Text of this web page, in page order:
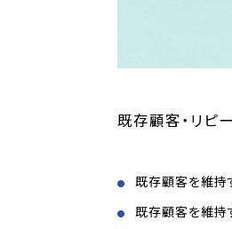
既存顧客・リピ
既存顧客を維持
既存顧客を維持